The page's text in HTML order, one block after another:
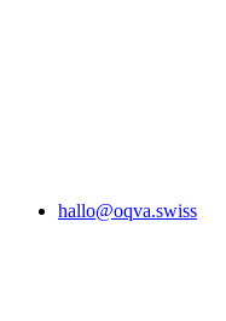
hallo@oqva.swiss